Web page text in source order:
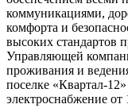
коммуникациями,
комфорта и
высоких стандартов
Управляющей
проживания и
поселке «Квартал-
электроснабжение